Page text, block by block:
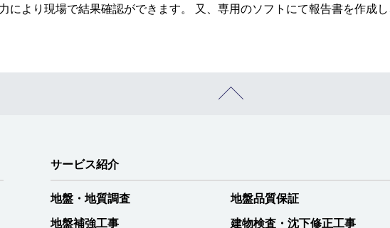
により現場で結果確認ができます。 又、専用のソフトにて報告書を作成し
サービス紹介
地盤・地質調査 地盤品質保証
地盤補強工事 建物検査・沈下修正工事